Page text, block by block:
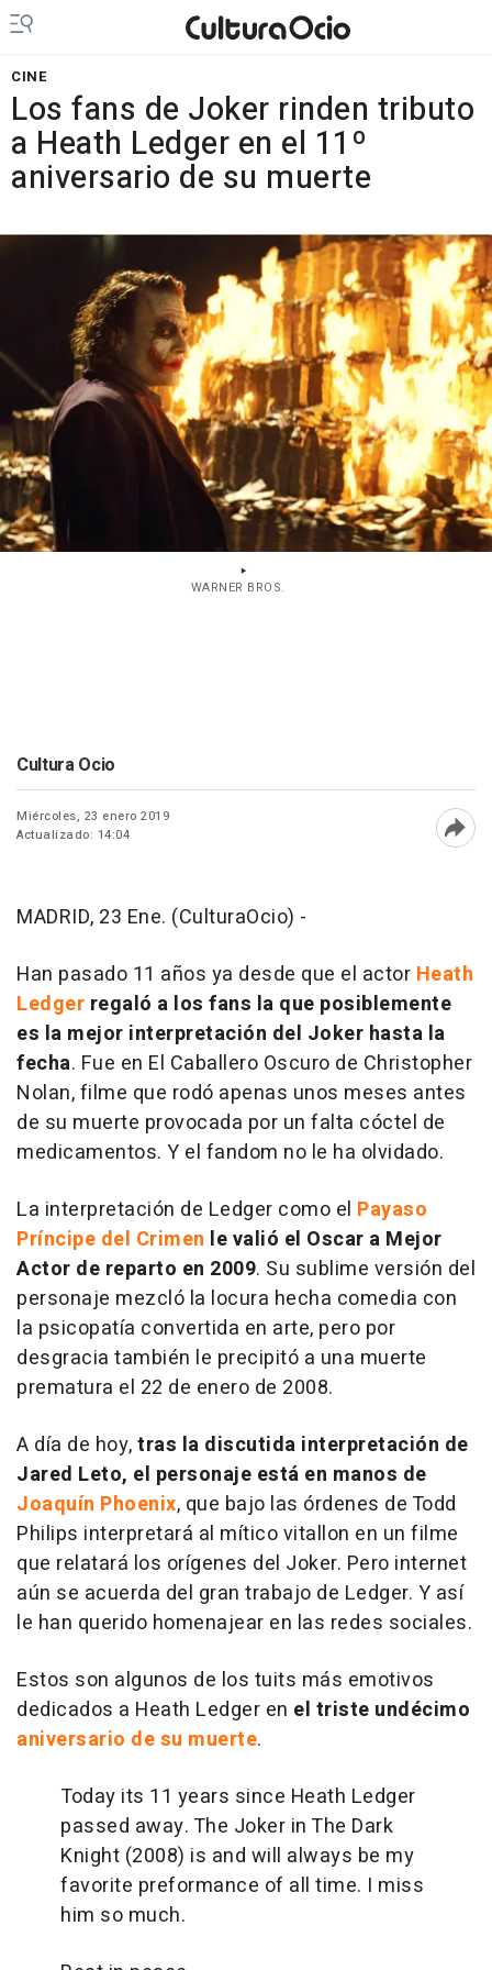
CINE
Los fans de Joker rinden tributo
a Heath Ledger en el 11º
aniversario de su muerte
WARNER BROS.
Cultura Ocio
Miércoles, 23 enero 2019
Actualizado: 14:04
MADRID, 23 Ene. (CulturaOcio) -
Han pasado 11 años ya desde que el actor Heath
Ledger regaló a los fans la que posiblemente
es la mejor interpretación del Joker hasta la
fecha. Fue en El Caballero Oscuro de Christopher
Nolan, filme que rodó apenas unos meses antes
de su muerte provocada por un falta cóctel de
medicamentos. Y el fandom no le ha olvidado.
La interpretación de Ledger como el Payaso
Príncipe del Crimen le valió el Oscar a Mejor
Actor de reparto en 2009. Su sublime versión del
personaje mezcló la locura hecha comedia con
la psicopatía convertida en arte, pero por
desgracia también le precipitó a una muerte
prematura el 22 de enero de 2008.
A día de hoy,tras la discutida interpretación de
Jared Leto, el personaje está en manos de
Joaquín Phoenix, que bajo las órdenes de Todd
Philips interpretará al mítico vitallon en un filme
que relatará los orígenes del Joker. Pero internet
aún se acuerda del gran trabajo de Ledger. Y así
le han querido homenajear en las redes sociales.
Estos son algunos de los tuits más emotivos
dedicados a Heath Ledger en el triste undécimo
aniversario de su muerte.
Today its 11 years since Heath Ledger
passed away. The Joker in The Dark
Knight (2008) is and will always be my
favorite preformance of all time. I miss
him so much.